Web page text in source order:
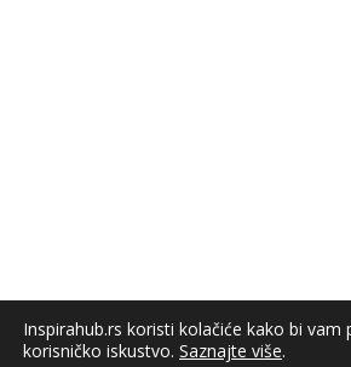
Inspirahub.rs koristi kolačiće kako bi vam
korisničko iskustvo. Saznajte više.